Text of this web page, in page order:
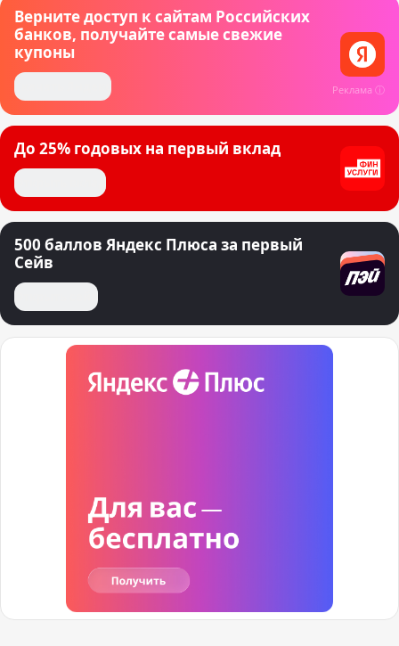
Реклама ⓘ
Верните доступ к сайтам Российских
банков, получайте самые свежие
купоны
Скачать Яндекс
До 25% годовых на первый вклад
Открыть вклад
500 баллов Яндекс Плюса за первый
Сейв
Открыть сейв